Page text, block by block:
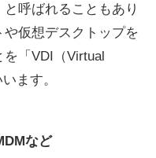
呼ばれることもあり
仮想デスクトップを
「VDI（Virtual
ます。
など